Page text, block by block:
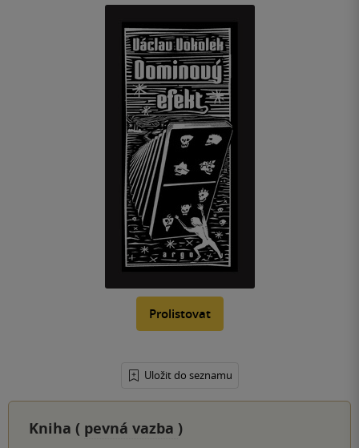
Prolistovat
Uložit do seznamu
Kniha ( pevná vazba )